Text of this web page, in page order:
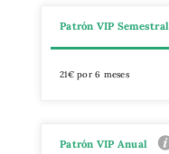
Patrón VIP Semestral
21€ por 6 meses
Patrón VIP Anual